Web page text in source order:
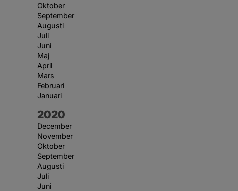
Oktober
September
Augusti
Juli
Juni
Maj
April
Mars
Februari
Januari
År:
2020
December
November
Oktober
September
Augusti
Juli
Juni